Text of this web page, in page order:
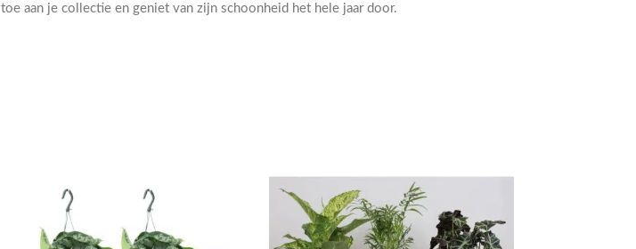
toe aan je collectie en geniet van zijn schoonheid het hele jaar door.